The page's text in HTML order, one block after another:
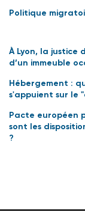
Politique
À Lyon, la justice
d’un immeuble
Hébergement :
s'appuient sur le
Pacte européen
sont les
?